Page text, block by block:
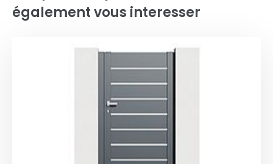
également vous interesser